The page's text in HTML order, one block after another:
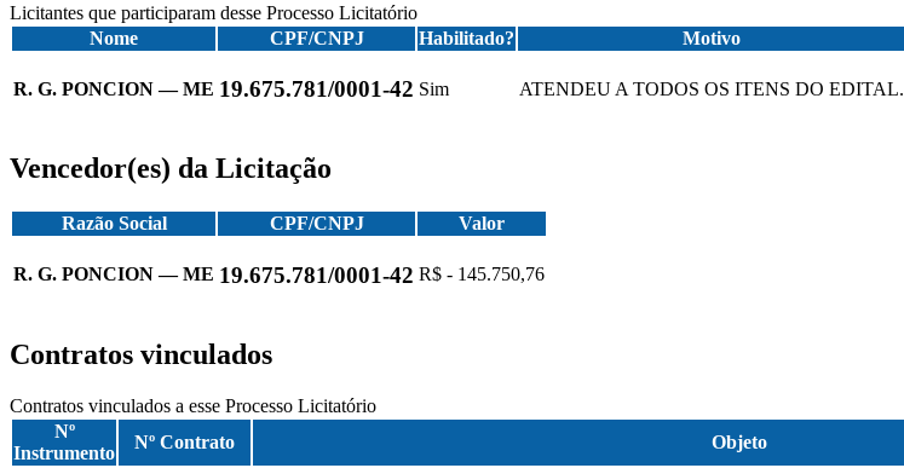
Licitantes que participaram desse Processo Licitatório
Nome
CPF/CNPJ Habilitado? Motivo
R. G. PONCION — ME 19.675.781/0001-42 Sim ATENDEU A TODOS OS ITENS DO EDITAL.
Vencedor(es) da Licitação
Razão Social CPF/CNPJ Valor
R. G. PONCION — ME 19.675.781/0001-42 R$ - 145.750,76
Contratos vinculados
Contratos vinculados a esse Processo Licitatório
Nº
Instrumento
Nº Contrato Objeto